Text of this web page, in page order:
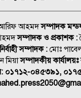
২০০ টাকার নিচে
মুরগি
সিলেটে দুই বাসের
সংঘর্ষে নিহত ৯
আহমদসম্পাদক
সম্পাদক ও প্রকাশক :
সম্পাদক :মোঃ
মিয়াসম্পাদকীয়
০১৭১২-০৪৫৩৯১,